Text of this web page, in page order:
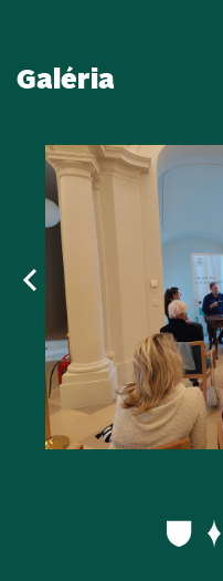
Galéria